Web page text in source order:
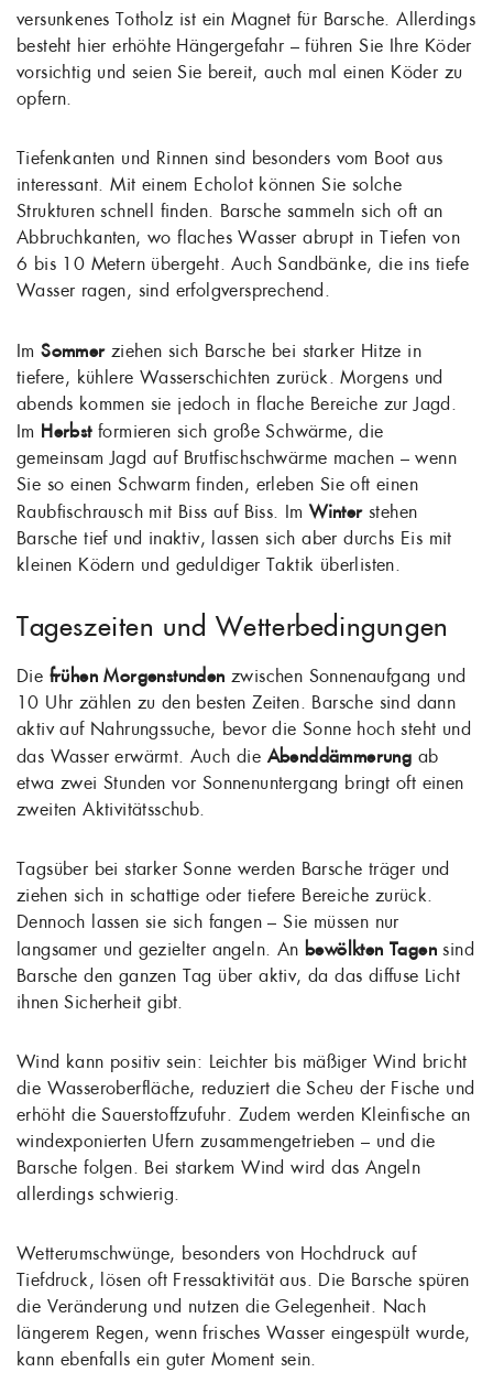
versunkenes Totholz ist ein Magnet für Barsche. Allerdings
besteht hier erhöhte Hängergefahr – führen Sie Ihre Köder
vorsichtig und seien Sie bereit, auch mal einen Köder zu
opfern.
Tiefenkanten und Rinnen sind besonders vom Boot aus
interessant. Mit einem Echolot können Sie solche
Strukturen schnell finden. Barsche sammeln sich oft an
Abbruchkanten, wo flaches Wasser abrupt in Tiefen von
6 bis 10 Metern übergeht. Auch Sandbänke, die ins tiefe
Wasser ragen, sind erfolgversprechend.
ImSommerziehen sich Barsche bei starker Hitze in
tiefere, kühlere Wasserschichten zurück. Morgens und
abends kommen sie jedoch in flache Bereiche zur Jagd.
Im Herbstformieren sich große Schwärme, die
gemeinsam Jagd auf Brutfischschwärme machen – wenn
Sie so einen Schwarm finden, erleben Sie oft einen
Raubfischrausch mit Biss auf Biss. ImWinterstehen
Barsche tief und inaktiv, lassen sich aber durchs Eis mit
kleinen Ködern und geduldiger Taktik überlisten.
Tageszeiten und Wetterbedingungen
Die frühen Morgenstunden zwischen Sonnenaufgang und
10 Uhr zählen zu den besten Zeiten. Barsche sind dann
aktiv auf Nahrungssuche, bevor die Sonne hoch steht und
das Wasser erwärmt. Auch dieAbenddämmerung ab
etwa zwei Stunden vor Sonnenuntergang bringt oft einen
zweiten Aktivitätsschub.
Tagsüber bei starker Sonne werden Barsche träger und
ziehen sich in schattige oder tiefere Bereiche zurück.
Dennoch lassen sie sich fangen – Sie müssen nur
langsamer und gezielter angeln. An bewölkten Tagen sind
Barsche den ganzen Tag über aktiv, da das diffuse Licht
ihnen Sicherheit gibt.
Wind kann positiv sein: Leichter bis mäßiger Wind bricht
die Wasseroberfläche, reduziert die Scheu der Fische und
erhöht die Sauerstoffzufuhr. Zudem werden Kleinfische an
windexponierten Ufern zusammengetrieben – und die
Barsche folgen. Bei starkem Wind wird das Angeln
allerdings schwierig.
Wetterumschwünge, besonders von Hochdruck auf
Tiefdruck, lösen oft Fressaktivität aus. Die Barsche spüren
die Veränderung und nutzen die Gelegenheit. Nach
längerem Regen, wenn frisches Wasser eingespült wurde,
kann ebenfalls ein guter Moment sein.